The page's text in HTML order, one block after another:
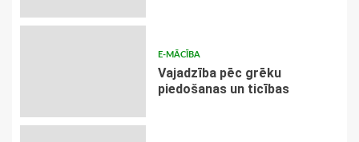
E-MĀCĪBA
Vajadzība pēc grēku
piedošanas un ticības